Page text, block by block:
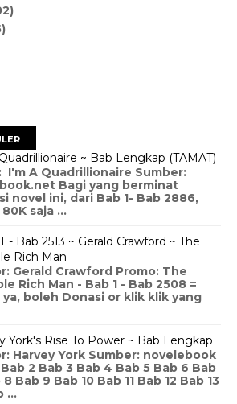
~ Bab Lengkap (TAMAT)
I'm A Quadrillionaire Sumber:
Bagi yang berminat
novel ini, dari Bab 1- Bab 2886,
saja ...
- Bab 2513 ~ Gerald Crawford ~ The
Rich Man
Gerald Crawford Promo: The
Rich Man - Bab 1 - Bab 2508 =
boleh Donasi or klik klik yang
York's Rise To Power ~ Bab Lengkap
Harvey York Sumber: novelebook
Bab 2 Bab 3 Bab 4 Bab 5 Bab 6 Bab
Bab 9 Bab 10 Bab 11 Bab 12 Bab 13
...